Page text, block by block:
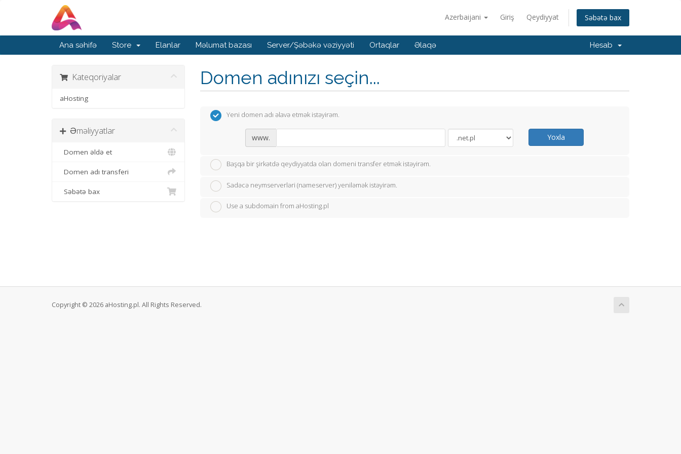
Azerbaijani Giriş Qeydiyyat Səbətə bax
Ana səhifə Store Elanlar Məlumat bazası Server/Şəbəkə vəziyyəti Ortaqlar Əlaqə Hesab
Domen adınızı seçin...
Kateqoriyalar
aHosting
Əməliyyatlar
Domen əldə et
Domen adı transferi
Səbətə bax
Yeni domen adı əlavə etmək istəyirəm.
www. Yoxla
Başqa bir şirkətdə qeydiyyatda olan domeni transfer etmək istəyirəm.
Sadəcə neymserverləri (nameserver) yeniləmək istəyirəm.
Use a subdomain from aHosting.pl
Copyright © 2026 aHosting.pl. All Rights Reserved.